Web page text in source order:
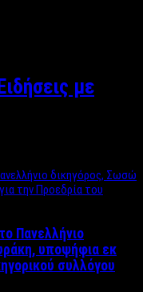
με
Πανελλήνιο
υποψήφια εκ
συλλόγου